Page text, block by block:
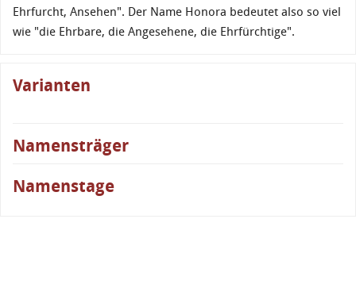
Ehrfurcht, Ansehen". Der Name Honora bedeutet also so viel
wie "die Ehrbare, die Angesehene, die Ehrfürchtige".
Varianten
Namensträger
Namenstage